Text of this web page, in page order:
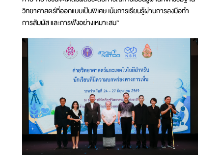
วิทยาศาสตร์ที่ออกแบบเป็นพิเศษ เน้นการเรียนรู้ผ่านการลงมือทำ
การสัมผัส และการฟังอย่างเหมาะสม”